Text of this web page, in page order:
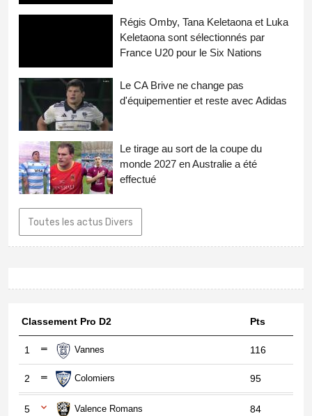
Régis Omby, Tana Keletaona et Luka
Keletaona sont sélectionnés par
France U20 pour le Six Nations
Le CA Brive ne change pas
d'équipementier et reste avec Adidas
Le tirage au sort de la coupe du
monde 2027 en Australie a été
effectué
Toutes les actus Divers
Classement Pro D2 Pts
1 Vannes 116
2 Colomiers 95
5 Valence Romans 84